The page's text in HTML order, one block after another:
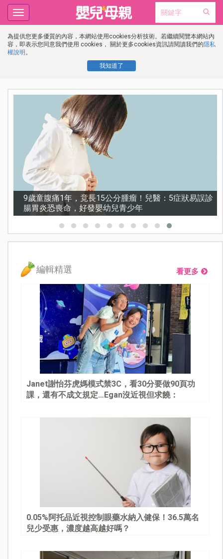
為提供您更多優質的內容，本網站使用cookies分析技術。若繼續閱覽本網站內
容，即表示您同意我們使用 cookies， 關於更多cookies資訊請閱讀我們的隱私
權說明 。
我知道了
Toggle
navigation
謝沛恩︱挺孕肚甜喊「想生五個」！孕期照樣睡地板，
甜曝老公「摔斷手」反變求婚契機
編輯精選 看更多
Janet謝怡芬虎媽模式禁3C，看30分要做90頁功
課，還有不成文規定…Egan沒近視但求饒：
0.05%阿托品近視控制眼藥水納入健保！36.5萬名
兒少受惠，濃度越高越好嗎？